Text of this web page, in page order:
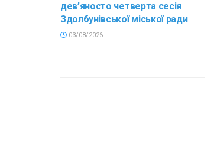
дев’яносто четверта сесія
Здолбунівської міської ради
03/08/2026